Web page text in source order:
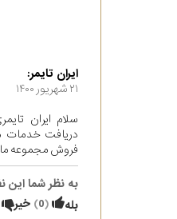
ایران تایمر:
۲۱ شهریور ۱۴۰۰
سلام ایران
دریافت
فروش مجموعه ما
به نظر شما این
بله
(
0
) خیر